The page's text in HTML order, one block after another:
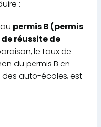
:
permis B (permis
réussite de
le taux de
du permis B en
des auto-écoles, est